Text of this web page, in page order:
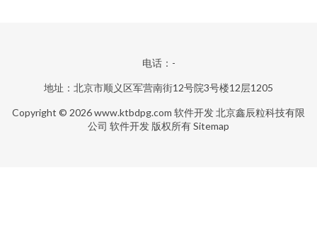
电话：-
地址：北京市顺义区军营南街12号院3号楼12层1205
Copyright © 2026www.ktbdpg.com 软件开发北京鑫辰粒科技有限
公司 软件开发 版权所有Sitemap